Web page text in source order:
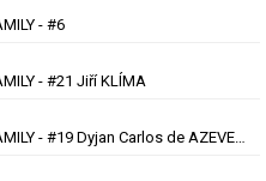
- #6
- #21 Jiří KLÍMA
Dražba hráčských dresů SILESIAN FAMILY - #19 Dyjan Carlos de AZEVEDO